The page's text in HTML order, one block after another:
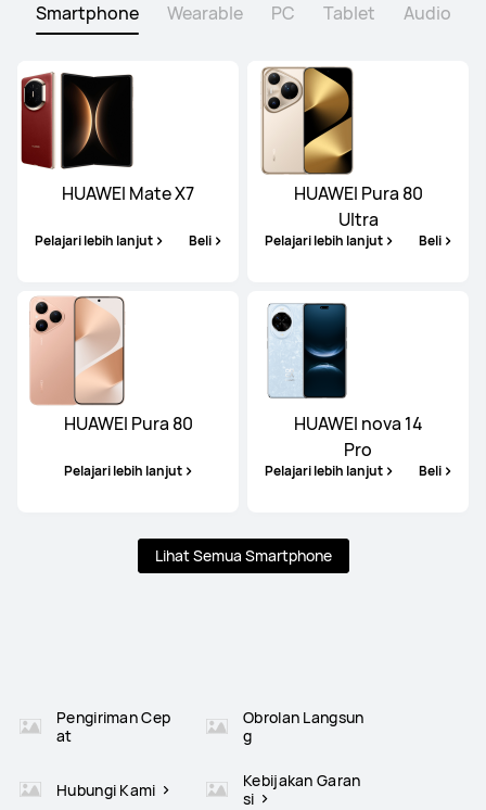
Smartphone Wearable PC Tablet Audio
HUAWEI Mate X7
Pelajari lebih lanjut Beli
HUAWEI Pura 80
Ultra
Pelajari lebih lanjut Beli
HUAWEI Pura 80
Pelajari lebih lanjut
HUAWEI nova 14
Pro
Pelajari lebih lanjut Beli
Lihat Semua Smartphone
Pengiriman Cep
at
Obrolan Langsun
g
Hubungi Kami
Kebijakan Garan
si